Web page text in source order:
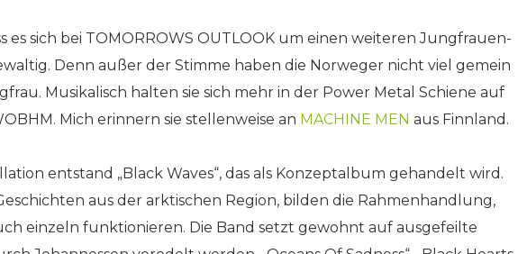
es sich bei TOMORROWS OUTLOOK um einen weiteren Jungfrauen-
Denn außer der Stimme haben die Norweger nicht viel gemein
Musikalisch halten sie sich mehr in der Power Metal Schiene auf
Mich erinnern sie stellenweise an MACHINE MEN aus Finnland.
entstand „Black Waves“, das als Konzeptalbum gehandelt wird.
aus der arktischen Region, bilden die Rahmenhandlung,
einzeln funktionieren. Die Band setzt gewohnt auf ausgefeilte